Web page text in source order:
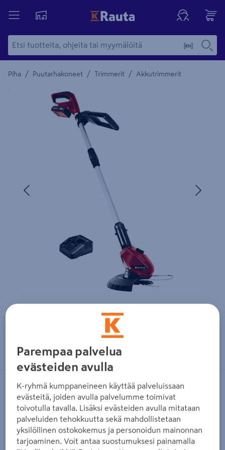
Piha / Puutarhakoneet / Trimmerit / Akkutrimmerit
Yksityiskohtainen kuvaus löytyy Tuotteen kuvaus -
Zoomaa kuvaa sormilla kosketusnäytöllä
Akkutrimmeri Einhell Power X-
Change GE-CT 18 Li Kit 1x2,0 Ah +
laturi
EINHELL
Parempaa palvelua
evästeiden avulla
K-ryhmä kumppaneineen käyttää palveluissaan
evästeitä, joiden avulla palvelumme toimivat
toivotulla tavalla. Lisäksi evästeiden avulla mitataan
palveluiden tehokkuutta sekä mahdollistetaan
yksilöllinen ostokokemus ja personoidun mainonnan
tarjoaminen. Voit antaa suostumuksesi painamalla